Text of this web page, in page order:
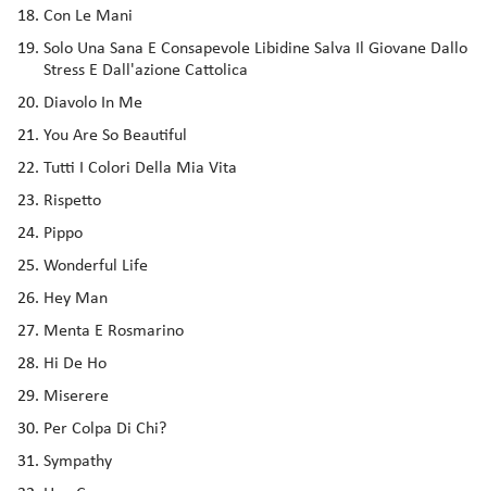
Con Le Mani
Solo Una Sana E Consapevole Libidine Salva Il Giovane Dallo
Stress E Dall'azione Cattolica
Diavolo In Me
You Are So Beautiful
Tutti I Colori Della Mia Vita
Rispetto
Pippo
Wonderful Life
Hey Man
Menta E Rosmarino
Hi De Ho
Miserere
Per Colpa Di Chi?
Sympathy